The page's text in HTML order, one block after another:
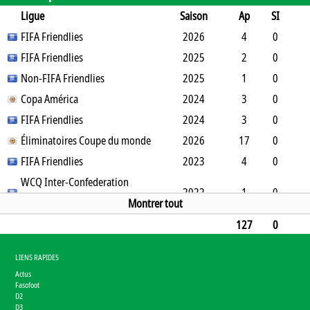
Ligue Saison Ap
SI
SO
B B CR Min
FIFA Friendlies 2026 4
0
0
0 0 0 360
FIFA Friendlies 2025 2
0
0
0 0 0 180
Non-FIFA Friendlies 2025 1
0
0
0 0 90
Copa América 2024 3
0
0
0 0 0 270
FIFA Friendlies 2024 3
0
0
0 0 0 0 0 270
Éliminatoires Coupe du monde 2026 17
0
0
0 0 0 1530
FIFA Friendlies 2023 4
0
0
0 0 0
WCQ Inter-Confederation
2022 1 0
120
Montrer tout
127
0
LIENS RAPIDES
Actus
Fasofoot
D2
D3